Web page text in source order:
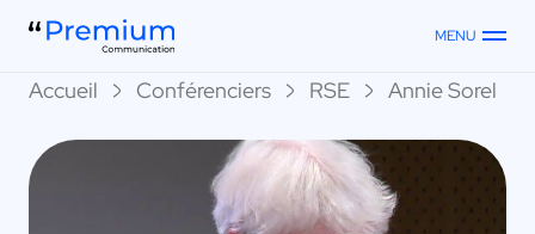
MENU
Accueil Conférenciers RSE Annie Sorel